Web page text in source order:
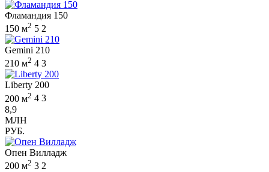
Фламандия 150
150 м2 5 2
Gemini 210
210 м2 4 3
Liberty 200
200 м2 4 3
8,9
МЛН
РУБ.
Опен Вилладж
200 м2 3 2